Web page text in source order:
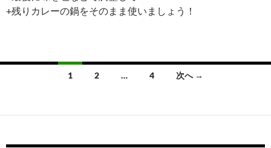
+残りカレーの鍋をそのまま使いましょう！
ナ
1 2 … 4 次へ →